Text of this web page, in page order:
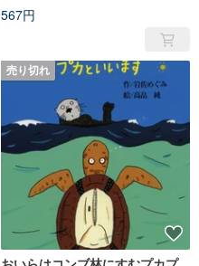
567円
売り切れ